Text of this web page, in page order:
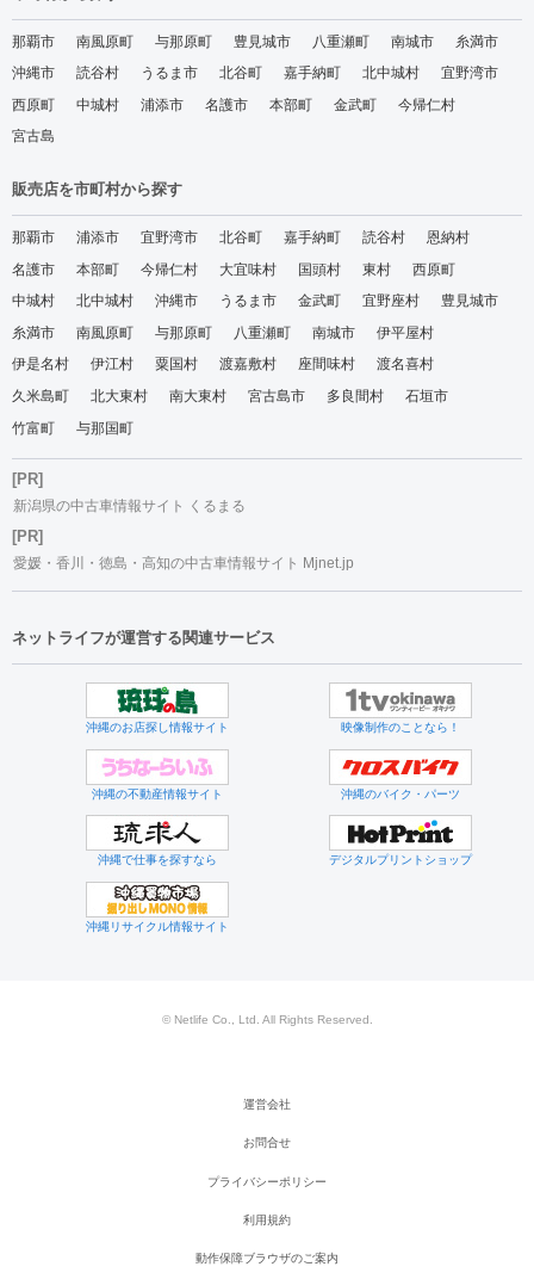
那覇市 南風原町 与那原町 豊見城市 八重瀬町 南城市
糸満市
沖縄市
読谷村 うるま市 北谷町 嘉手納町 北中城村
宜野湾市
西原町
中城村 浦添市 名護市 本部町 金武町
今帰仁村
宮古島
販売店を市町村から探す
那覇市 浦添市 宜野湾市 北谷町 嘉手納町 読谷村
恩納村
名護市
本部町 今帰仁村 大宜味村 国頭村 東村
西原町
中城村
北中城村 沖縄市 うるま市 金武町 宜野座村
豊見城市
糸満市
南風原町 与那原町 八重瀬町 南城市
伊平屋村
伊是名村
伊江村 粟国村 渡嘉敷村 座間味村
渡名喜村
久米島町
北大東村 南大東村 宮古島市 多良間村
石垣市
竹富町
与那国町
[PR]
新潟県の中古車情報サイト くるまる
[PR]
愛媛・香川・徳島・高知の中古車情報サイト Mjnet.jp
ネットライフが運営する関連サービス
沖縄のお店探し情報サイト 映像制作のことなら！
沖縄の不動産情報サイト 沖縄のバイク・パーツ
沖縄で仕事を探すなら デジタルプリントショップ
沖縄リサイクル情報サイト
© Netlife Co., Ltd. All Rights Reserved.
運営会社
お問合せ
プライバシーポリシー
利用規約
動作保障ブラウザのご案内